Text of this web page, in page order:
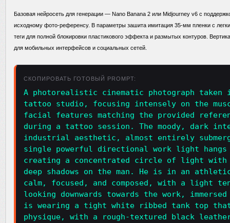
Базовая нейросеть для генерации — Nano Banana 2 или Midjourney v6 с
исходному фото-референсу. В параметры зашита имитация 35-мм пленки с
теги для полной блокировки пластикового эффекта и размытых контуров.
для мобильных интерфейсов и социальных сетей.
СКОПИРОВАТЬ ГОТОВЫЙ PROMPT:
A photorealistic cinematic photograph
tattoo studio, focusing intensely on the
facial features matching the provided
during a tattoo session. The moody, dark
industrial aesthetic, almost entirely
single powerful directional work light hangs
creating a concentrated circle of light with
deep shadows on the man. He is in an
calm, focused, and composed, with a light
looking downwards towards the work,
is wearing a tight white ribbed tank top
physique, with a rough-textured black